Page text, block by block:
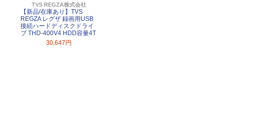
TVS REGZA株式会社
【新品/在庫あり】TVS
REGZA レグザ 録画用USB
接続ハードディスクドライ
ブ THD-400V4 HDD容量4T
30,647円